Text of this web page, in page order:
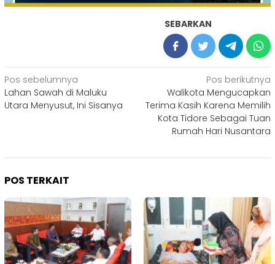
SEBARKAN
Navigasi
pos
Pos sebelumnya
Lahan Sawah di Maluku
Utara Menyusut, Ini Sisanya
Pos berikutnya
Walikota Mengucapkan
Terima Kasih Karena Memilih
Kota Tidore Sebagai Tuan
Rumah Hari Nusantara
POS TERKAIT